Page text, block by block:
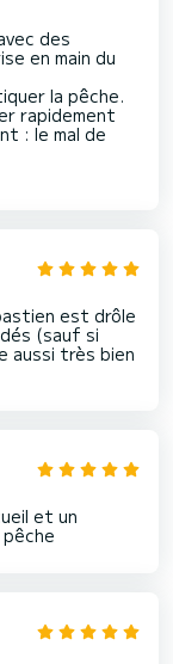
des
en main du
la pêche.
rapidement
: le mal de
est drôle
(sauf si
aussi très bien
et un